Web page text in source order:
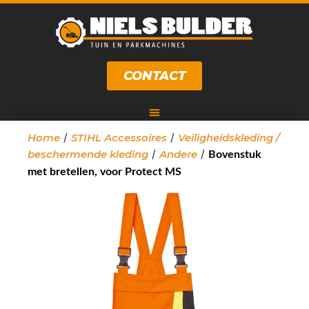
CONTACT
Home / STIHL Accessoires / Veiligheidskleding /
beschermende kleding / Andere / Bovenstuk
met bretellen, voor Protect MS